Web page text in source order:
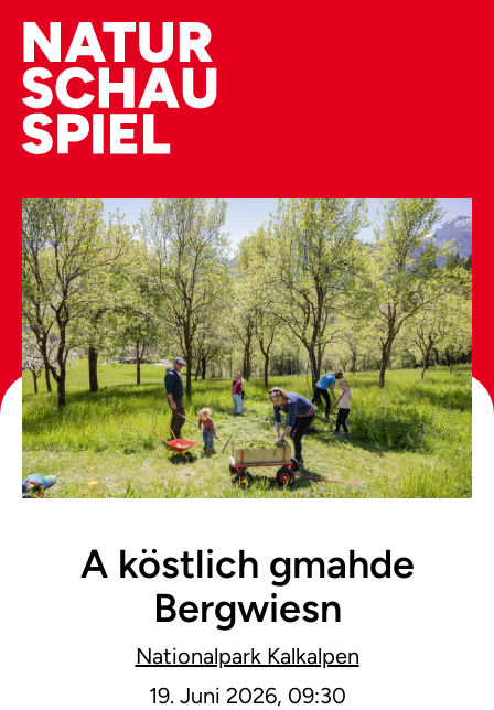
A köstlich gmahde
Bergwiesn
Nationalpark Kalkalpen
19. Juni 2026, 09:30